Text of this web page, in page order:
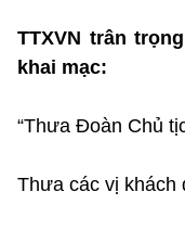
TTXVN trân
khai mạc:
“Thưa Đoàn Chủ
Thưa các vị khách